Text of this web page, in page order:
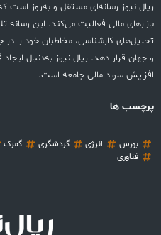
ریال نیوز رسانه‌ای مستقل و به‌روز است که
بازارهای مالی فعالیت می‌کند. این
تحلیل‌های کارشناسی، مخاطبان خود را در
و جهان قرار دهد. ریال نیوز به‌دنبال
افزایش سواد مالی جامعه است.
پرچسب ها
بورس انرژی گردشگری گمرک
فناوری